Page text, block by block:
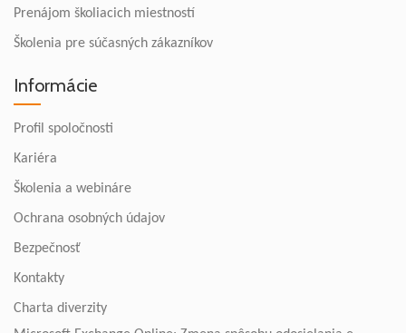
Prenájom školiacich miestností
Školenia pre súčasných zákazníkov
Informácie
Profil spoločnosti
Kariéra
Školenia a webináre
Ochrana osobných údajov
Bezpečnosť
Kontakty
Charta diverzity